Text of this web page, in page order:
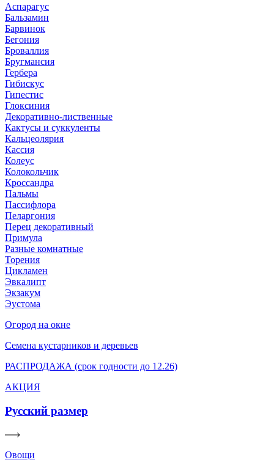
Аспарагус
Бальзамин
Барвинок
Бегония
Броваллия
Бругмансия
Гербера
Гибискус
Гипестис
Глоксиния
Декоративно-лиственные
Кактусы и суккуленты
Кальцеолярия
Кассия
Колеус
Колокольчик
Кроссандра
Пальмы
Пассифлора
Пеларгония
Перец декоративный
Примула
Разные комнатные
Торения
Цикламен
Эвкалипт
Экзакум
Эустома
Огород на окне
Семена кустарников и деревьев
РАСПРОДАЖА (срок годности до 12.26)
АКЦИЯ
Русский размер
Овощи